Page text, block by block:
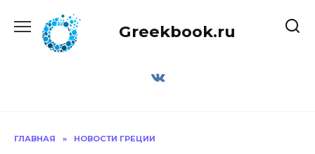
содержанию
Greekbook.ru
ГЛАВНАЯ » НОВОСТИ ГРЕЦИИ